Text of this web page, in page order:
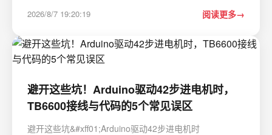
工具和系统辅助功能中。然而&#xff0c;从Android 8.0开始
2026/8/7 19:20:19 阅读更多
避开这些坑！Arduino驱动42步进电机时，
TB6600接线与代码的5个常见误区
避开这些坑&#xff01;Arduino驱动42步进电机时